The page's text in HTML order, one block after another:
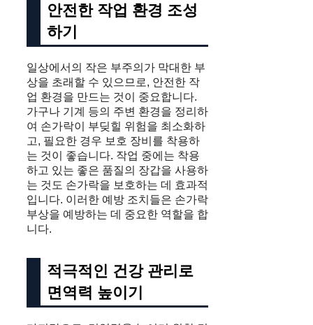
안전한 작업 환경 조성
하기
일상에서의 작은 부주의가 막대한 부
상을 초래할 수 있으므로, 안전한 작
업 환경을 만드는 것이 중요합니다.
가구나 기계 등의 주변 환경을 정리하
여 손가락이 부딪힐 위험을 최소화하
고, 필요한 경우 보호 장비를 착용하
는 것이 좋습니다. 작업 중에는 착용
하고 있는 좋은 품질의 장갑을 사용하
는 것도 손가락을 보호하는 데 효과적
입니다. 이러한 예방 조치들은 손가락
부상을 예방하는 데 중요한 역할을 합
니다.
적극적인 건강 관리로
면역력 높이기